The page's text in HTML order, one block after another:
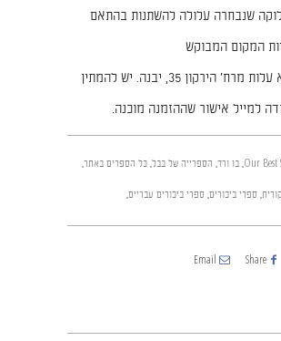
שנבחרה עלולה להשתנות בהתאם
המקום המבוקש
* איסוף ללא עלות מרח׳ הירקון 35, יבנה. יש להמתין
Our Best
, בן ורד, הספרייה של בבל, כל הספרים באתר,
, ספרי ביכורים, ספרי ביכורים עבריים,
Share
Email